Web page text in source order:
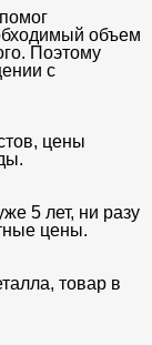
объем
Поэтому
с
цены
5 лет, ни разу
цены.
товар в